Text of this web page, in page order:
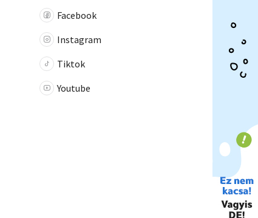
Facebook
Instagram
Tiktok
Youtube